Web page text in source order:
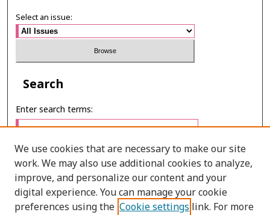
Select an issue:
Search
Enter search terms:
Select context to search:
We use cookies that are necessary to make our site
work. We may also use additional cookies to analyze,
improve, and personalize our content and your
digital experience. You can manage your cookie
preferences using the Cookie settings link. For more